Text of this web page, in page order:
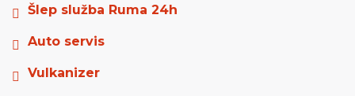
Šlep služba Ruma 24h
Auto servis
Vulkanizer